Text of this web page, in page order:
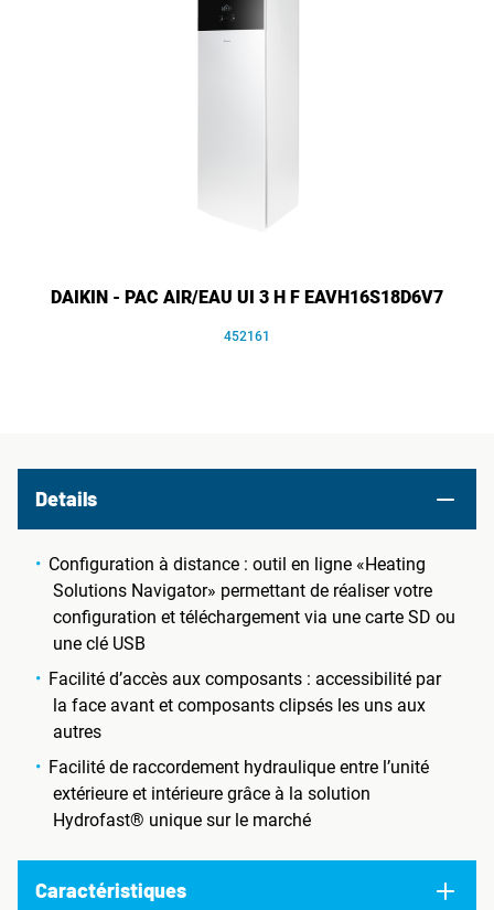
DAIKIN - PAC AIR/EAU UI 3 H F EAVH16S18D6V7
452161
Details
Configuration à distance : outil en ligne «Heating
Solutions Navigator» permettant de réaliser votre
configuration et téléchargement via une carte SD ou
une clé USB
Facilité d’accès aux composants : accessibilité par
la face avant et composants clipsés les uns aux
autres
Facilité de raccordement hydraulique entre l’unité
extérieure et intérieure grâce à la solution
Hydrofast® unique sur le marché
Caractéristiques